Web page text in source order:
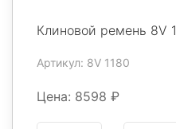
Клиновой ремень 8V
Артикул: 8V 1180
Цена: 8598 ₽